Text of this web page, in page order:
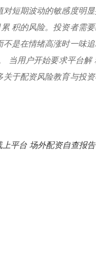
短期波动的敏感度明显
积的风险。投资者需
是在情绪高涨时一味
当用户开始要求平台解
于配资风险教育与投
上平台 场外配资自查报